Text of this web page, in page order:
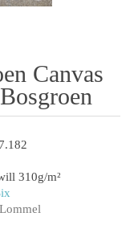
Canvas
310g/m²